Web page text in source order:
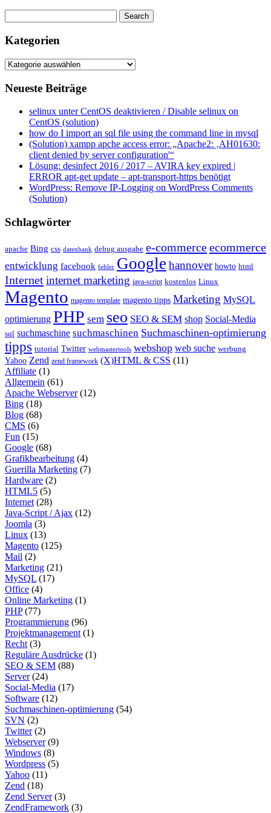
Kategorien
Kategorien
Neueste Beiträge
selinux unter CentOS deaktivieren / Disable selinux on
CentOS (solution)
how do I import an sql file using the command line in mysql
(Solution) xampp apche access error: „Apache2: ‚AH01630:
client denied by server configuration'“
Lösung: desinfect 2016 / 2017 – AVIRA key expired |
ERROR apt-get update – apt-transport-https benötigt
WordPress: Remove IP-Logging on WordPress Comments
(Solution)
Schlagwörter
apache Bing css datenbank debug ausgabe e-commerceecommerce
entwicklung facebook fehler Google hannover howto html
Internetinternet marketing java-script kostenlos Linux
Magento magento template magento tipps Marketing MySQL
optimierung PHP sem seo SEO & SEM shop Social-Media
sql suchmaschine suchmaschinen Suchmaschinen-optimierung
tipps tutorial Twitter webmastertools webshop web suche werbung
Yahoo Zend zend framework (X)HTML & CSS (11)
Affiliate (1)
Allgemein (61)
Apache Webserver(12)
Bing (18)
Blog (68)
CMS (6)
Fun (15)
Google (68)
Grafikbearbeitung (4)
Guerilla Marketing (7)
Hardware (2)
HTML5 (5)
Internet (28)
Java-Script / Ajax (12)
Joomla (3)
Linux (13)
Magento (125)
Mail (2)
Marketing (21)
MySQL (17)
Office (4)
Online Marketing (1)
PHP(77)
Programmierung (96)
Projektmanagement (1)
Recht (3)
Reguläre Ausdrücke (1)
SEO & SEM (88)
Server(24)
Social-Media (17)
Software (12)
Suchmaschinen-optimierung (54)
SVN (2)
Twitter(2)
Webserver(9)
Windows (8)
Wordpress (5)
Yahoo (11)
Zend (18)
Zend Server(3)
ZendFramework (3)